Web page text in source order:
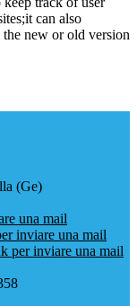
can also
new or old version
(Ge)
una mail
inviare una mail
per inviare una mail